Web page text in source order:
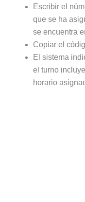
Escribir el
que se ha
se encuentra
Copiar el
El sistema
el turno
horario